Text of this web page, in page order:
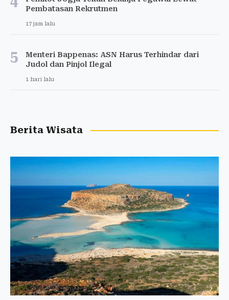
Pembatasan Rekrutmen
17 jam lalu
5
Menteri Bappenas: ASN Harus Terhindar dari
Judol dan Pinjol Ilegal
1 hari lalu
Berita Wisata